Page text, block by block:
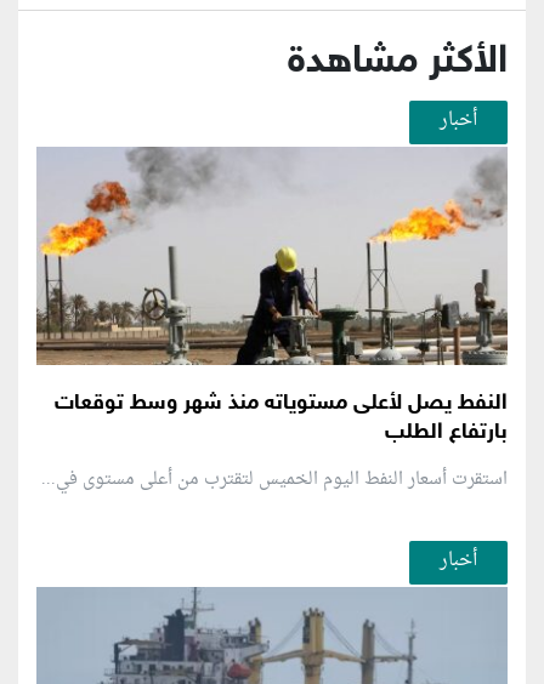
الأكثر مشاهدة
أخبار
النفط يصل لأعلى مستوياته منذ شهر وسط توقعات
بارتفاع الطلب
استقرت أسعار النفط اليوم الخميس لتقترب من أعلى مستوى في...
أخبار